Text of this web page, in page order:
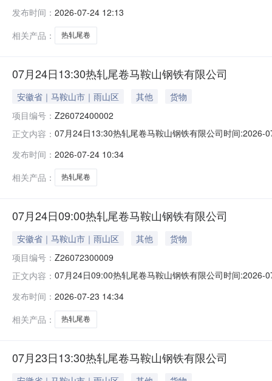
卷）Q235B2*1250*C攀钢钒1/1.59轧烂(因非计划产品的
发布时间： 2026-07-24 12:13
相关产品：
热轧尾卷
07月24日13:30热轧尾卷马鞍山钢铁有限公司
安徽省｜马鞍山市｜雨山区 其他
货物
项目编号： Z26072400002
正文内容： 07月24日13:30热轧尾卷马鞍山钢铁有限公司时间
保证金：￥1,700.00元交易保证金：￥1,700.00元竞价
发布时间： 2026-07-24 10:34
相关产品：
热轧尾卷
07月24日09:00热轧尾卷马鞍山钢铁有限公司
安徽省｜马鞍山市｜雨山区 其他
货物
项目编号： Z26072300009
正文内容： 07月24日09:00热轧尾卷马鞍山钢铁有限公司时间
保证金：￥1,700.00元交易保证金：￥1,700.00元竞价
发布时间： 2026-07-23 14:34
相关产品：
热轧尾卷
07月23日13:30热轧尾卷马鞍山钢铁有限公司